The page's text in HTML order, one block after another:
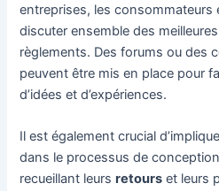
entreprises, les consommateurs
discuter ensemble des
règlements. Des forums ou des
peuvent être mis en place pour
d’idées et d’expériences.
Il est également crucial
dans le processus de
recueillant leursretours et leurs